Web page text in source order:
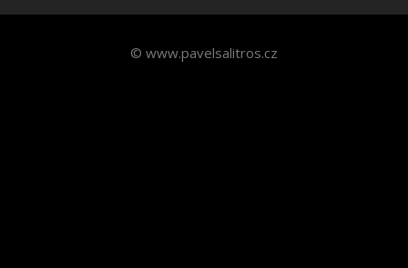
© www.pavelsalitros.cz